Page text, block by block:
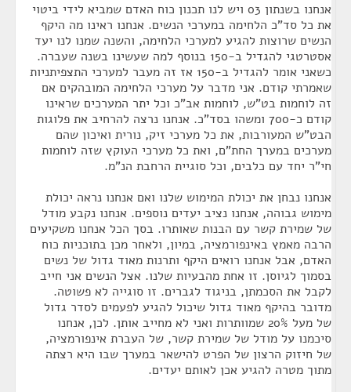
אנחנו בשנתון 03 ויש לנו תכנון כוח האדם שמביא לידי ביטוי
את כל סד"כ הלחימה במערכי הנשים. אנחנו ראינו מה היקף
הנשים שרוצות להגיע למערכי הלחימה, והשנה שמנו לנו יעד
אסטרטגי להגדיל ב-150 בנוסף למה שעשינו בשנה שעברה.
כשאני אומר להגדיל ב-150 אז זה מעבר למערכי התצפיתניות
שאמרתי קודם. אני מדבר על מערכי הלחימה המובהקים אם
זה לוחמות בט"ש, לוחמות אב"כ וכל יתר המערכים שראינו
קודם כ-700 ומשהו בסד"כ. אנחנו נרצה להרחיב את פלוגות
הבט"ש המעורבות, את כל מערכי זיק, נורית ואיכון שהם
מערכים במערך החת"ם, ואת כל מערכי העוקץ שזה לוחמות
חי"ר יחד עם כלבים, וכל סוגיית הרחבת הנ"מ.
אנחנו נבחן את יכולת המימוש שלנו ואם אנחנו נראה יכולת
מימוש גבוהה, אנחנו נציב יעדים נוספים. אנחנו נקבע מודל
של שמירת קשר עם הבנות שאותרו. בסך הכל אנחנו משקיעים
הרבה מאמץ באינפורמציה, במיון, ולאחר מכן בתוכניות כוח
האדם, אבל אנחנו רואים היקף ותרנות מאוד גדול של נשים
בסמוך לגיוסן. זו אחת מהבעיות שלנו. אצל הנשים אני חייב
לקבל את הסכמתן, בניגוד לגברים. זו סוגייה לא פשוטה.
מדובר בהיקף מאוד גדול שיכול להגיע לפעמים לסדר גדול
של מעל 20% שמוותרות ואני לא מחייב אותן. לכן, אנחנו
סיכמנו על מודל של שמירת קשר, של העברת אינפורמציה,
של חיזוק הרצון של הפרט להישאר במערך שבו היא רצתה
מתוך מטרה להגיע אכן לאותם יעדים.